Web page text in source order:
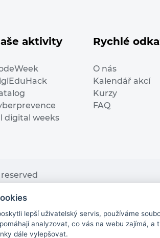
aktivity
digital weeks
Rychlé
O nás
Kalendář akcí
Kurzy
FAQ
from the European
2019. This website reflects only
the European Commission is not
lepší uživatelský servis, používáme
analyzovat, co vás na webu zajímá, a
dále vylepšovat.